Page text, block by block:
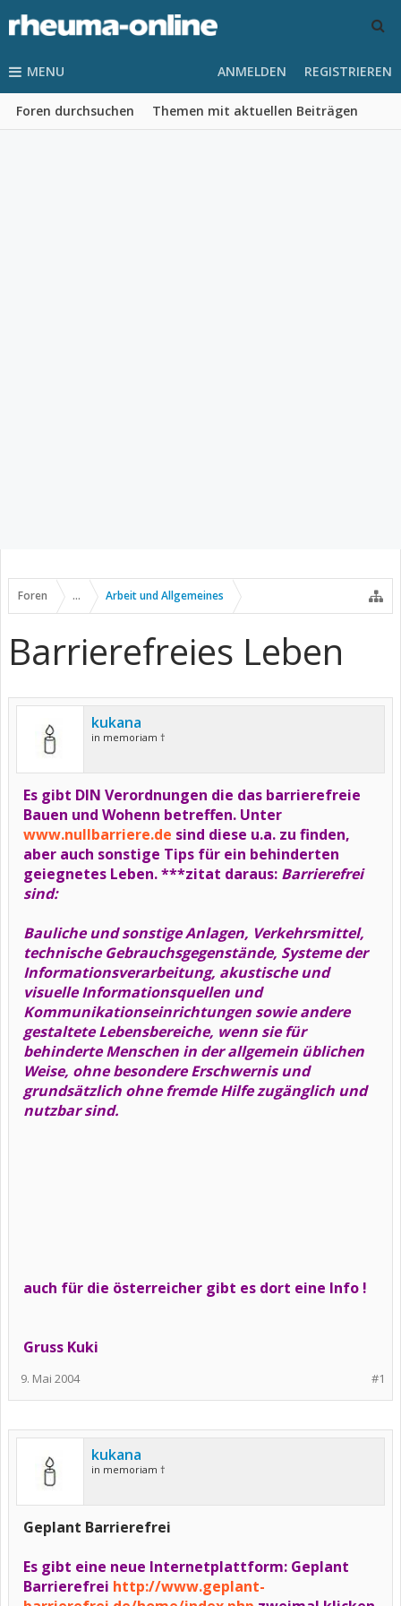
MENU
Foren durchsuchen Themen mit aktuellen Beiträgen
ANMELDEN REGISTRIEREN
Foren ... Arbeit und Allgemeines
Barrierefreies Leben
kukana
in memoriam †
Es gibt DIN Verordnungen die das barrierefreie
Bauen und Wohenn betreffen. Unter
www.nullbarriere.de sind diese u.a. zu finden,
aber auch sonstige Tips für ein behinderten
geiegnetes Leben. ***zitat daraus: Barrierefrei
sind:
Bauliche und sonstige Anlagen, Verkehrsmittel,
technische Gebrauchsgegenstände, Systeme der
Informationsverarbeitung, akustische und
visuelle Informationsquellen und
Kommunikationseinrichtungen sowie andere
gestaltete Lebensbereiche, wenn sie für
behinderte Menschen in der allgemein üblichen
Weise, ohne besondere Erschwernis und
grundsätzlich ohne fremde Hilfe zugänglich und
nutzbar sind.
auch für die österreicher gibt es dort eine Info !
Gruss Kuki
#1
9. Mai 2004
kukana
in memoriam †
Geplant Barrierefrei
Es gibt eine neue Internetplattform: Geplant
Barrierefrei http://www.geplant-